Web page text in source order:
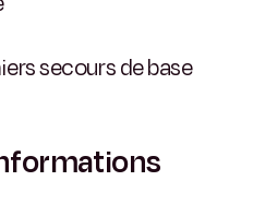
secours de base